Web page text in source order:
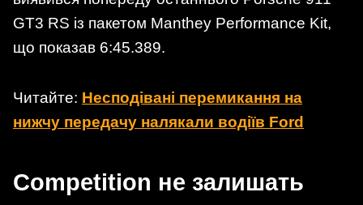
GT3 RS із пакетом Manthey Performance Kit,
що показав 6:45.389.
Читайте: Несподівані перемикання на
нижчу передачу налякали водіїв Ford
Competition не залишать